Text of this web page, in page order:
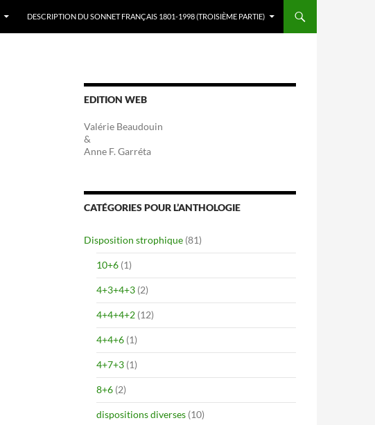
DESCRIPTION DU SONNET FRANÇAIS 1801-1998 (TROISIÈME PARTIE)
EDITION WEB
Valérie Beaudouin
&
Anne F. Garréta
CATÉGORIES POUR L’ANTHOLOGIE
Disposition strophique (81)
10+6 (1)
4+3+4+3 (2)
4+4+4+2 (12)
4+4+6 (1)
4+7+3 (1)
8+6 (2)
dispositions diverses (10)